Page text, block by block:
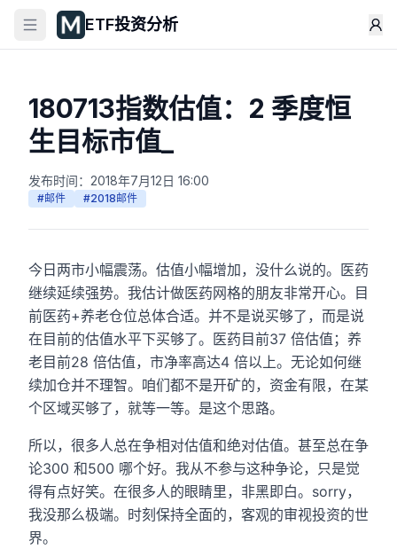
ETF投资分析
180713指数估值：2 季度恒
生目标市值_
发布时间： 2018年7月12日 16:00
#邮件 #2018邮件
今日两市小幅震荡。估值小幅增加，没什么说的。医药
继续延续强势。我估计做医药网格的朋友非常开心。目
前医药+养老仓位总体合适。并不是说买够了，而是说
在目前的估值水平下买够了。医药目前37 倍估值；养
老目前28 倍估值，市净率高达4 倍以上。无论如何继
续加仓并不理智。咱们都不是开矿的，资金有限，在某
个区域买够了，就等一等。是这个思路。
所以，很多人总在争相对估值和绝对估值。甚至总在争
论300 和500 哪个好。我从不参与这种争论，只是觉
得有点好笑。在很多人的眼睛里，非黑即白。sorry，
我没那么极端。时刻保持全面的，客观的审视投资的世
界。